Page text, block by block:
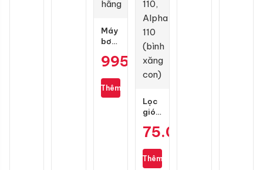
Máy
bơm
mini
M3325
không
995.000
Thêm
Lọc
gió
cho
S110,
RSX
75.000
Thêm